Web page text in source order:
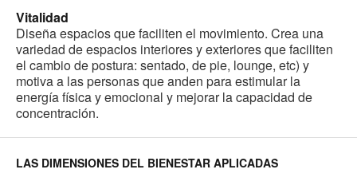
Vitalidad
Diseña espacios que faciliten el movimiento. Crea una
variedad de espacios interiores y exteriores que faciliten
el cambio de postura: sentado, de pie, lounge, etc) y
motiva a las personas que anden para estimular la
energía física y emocional y mejorar la capacidad de
concentración.
LAS DIMENSIONES DEL BIENESTAR APLICADAS